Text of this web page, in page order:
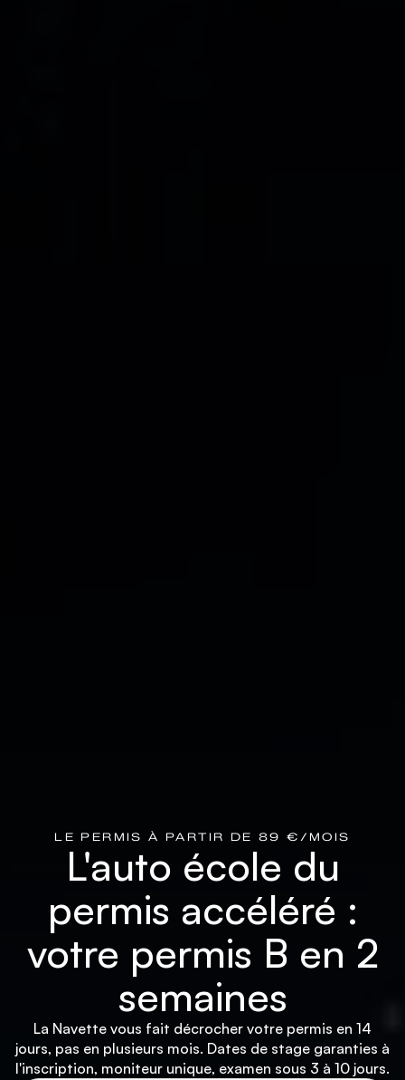
LE PERMIS À PARTIR DE 89 €/MOIS
L'auto école du
permis accéléré :
votre permis B en 2
semaines
La Navette vous fait décrocher votre permis en 14
jours, pas en plusieurs mois. Dates de stage garanties à
l'inscription, moniteur unique, examen sous 3 à 10 jours.